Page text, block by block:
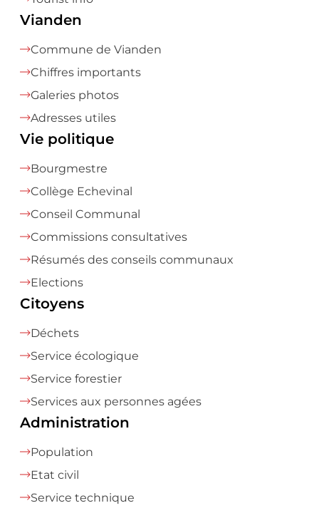
Vianden
Commune de Vianden
Chiffres importants
Galeries photos
Adresses utiles
Vie politique
Bourgmestre
Collège Echevinal
Conseil Communal
Commissions consultatives
Résumés des conseils communaux
Elections
Citoyens
Déchets
Service écologique
Service forestier
Services aux personnes agées
Administration
Population
Etat civil
Service technique